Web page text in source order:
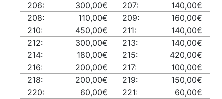
206:
300,00€ 207:
140,00€
208:
110,00€ 209:
160,00€
210:
450,00€ 211:
140,00€
212:
300,00€ 213:
140,00€
214:
180,00€ 215:
420,00€
216:
200,00€ 217:
100,00€
218:
200,00€ 219:
150,00€
220:
60,00€ 221:
60,00€